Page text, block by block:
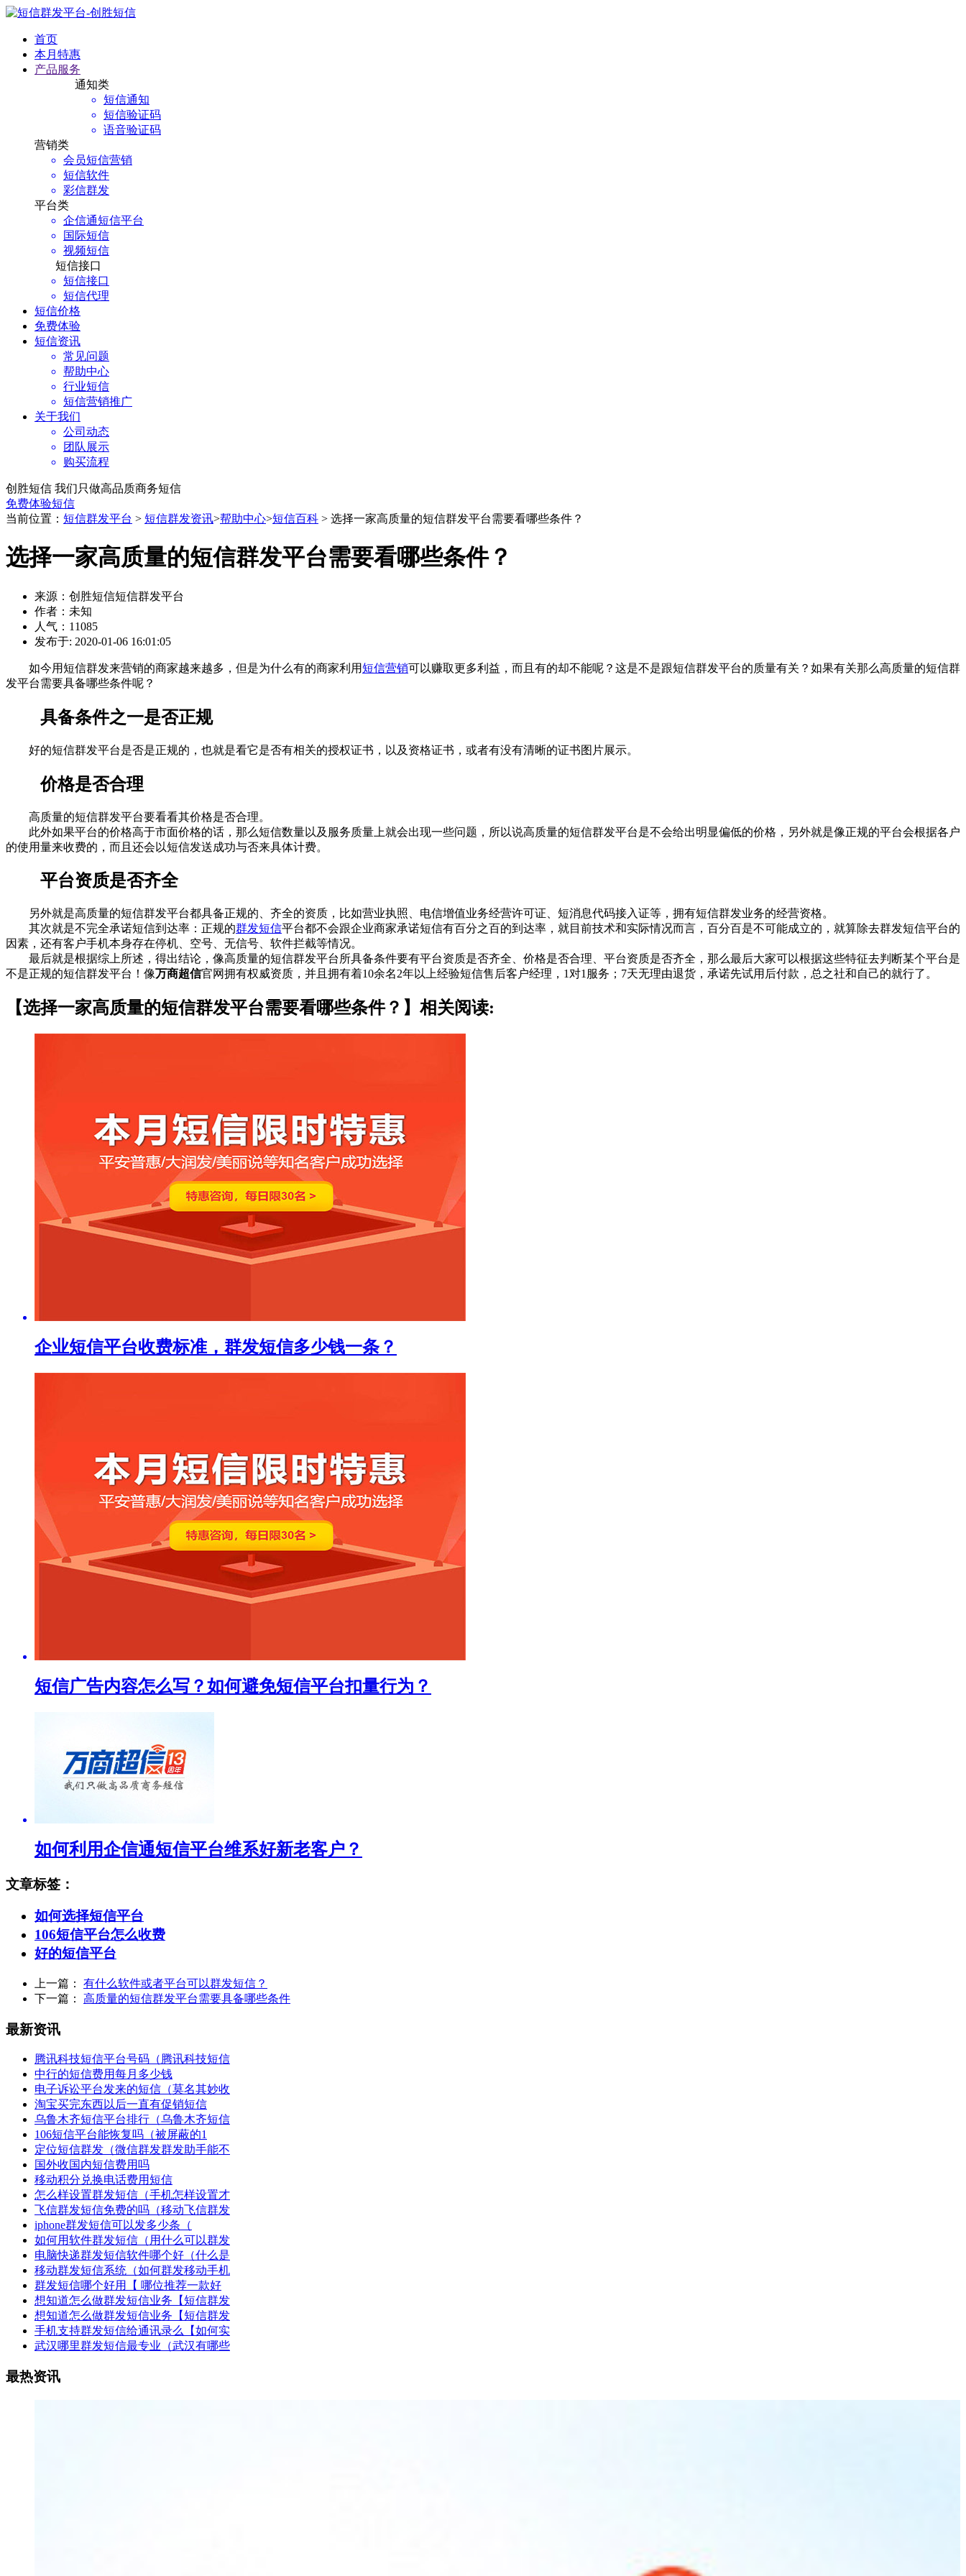
首页
本月特惠
产品服务
通知类
短信通知
短信验证码
语音验证码
营销类
会员短信营销
短信软件
彩信群发
平台类
企信通短信平台
国际短信
视频短信
短信接口
短信接口
短信代理
短信价格
免费体验
短信资讯
常见问题
帮助中心
行业短信
短信营销推广
关于我们
公司动态
团队展示
购买流程
创胜短信 我们只做高品质商务短信
免费体验短信
当前位置： 短信群发平台 > 短信群发资讯>帮助中心>短信百科 > 选择一家高质量的短信群发平台需要看哪些条件？
选择一家高质量的短信群发平台需要看哪些条件？
来源：创胜短信短信群发平台
作者：未知
人气：11085
发布于: 2020-01-06 16:01:05
如今用短信群发来营销的商家越来越多，但是为什么有的商家利用短信营销可以赚取更多利益，而且有的却不能呢？这是不是跟短信群发平台的质量有关？如果有关那么高质量的短信群
发平台需要具备哪些条件呢？
具备条件之一是否正规
好的短信群发平台是否是正规的，也就是看它是否有相关的授权证书，以及资格证书，或者有没有清晰的证书图片展示。
价格是否合理
高质量的短信群发平台要看看其价格是否合理。
此外如果平台的价格高于市面价格的话，那么短信数量以及服务质量上就会出现一些问题，所以说高质量的短信群发平台是不会给出明显偏低的价格，另外就是像正规的平台会根据各户
的使用量来收费的，而且还会以短信发送成功与否来具体计费。
平台资质是否齐全
另外就是高质量的短信群发平台都具备正规的、齐全的资质，比如营业执照、电信增值业务经营许可证、短消息代码接入证等，拥有短信群发业务的经营资格。
其次就是不完全承诺短信到达率：正规的群发短信平台都不会跟企业商家承诺短信有百分之百的到达率，就目前技术和实际情况而言，百分百是不可能成立的，就算除去群发短信平台的
因素，还有客户手机本身存在停机、空号、无信号、软件拦截等情况。
最后就是根据综上所述，得出结论，像高质量的短信群发平台所具备条件要有平台资质是否齐全、价格是否合理、平台资质是否齐全，那么最后大家可以根据这些特征去判断某个平台是
不是正规的短信群发平台！像万商超信官网拥有权威资质，并且拥有着10余名2年以上经验短信售后客户经理，1对1服务；7天无理由退货，承诺先试用后付款，总之社和自己的就行了。
【选择一家高质量的短信群发平台需要看哪些条件？】相关阅读:
企业短信平台收费标准，群发短信多少钱一条？
短信广告内容怎么写？如何避免短信平台扣量行为？
如何利用企信通短信平台维系好新老客户？
文章标签：
如何选择短信平台
106短信平台怎么收费
好的短信平台
上一篇： 有什么软件或者平台可以群发短信？
下一篇： 高质量的短信群发平台需要具备哪些条件
最新资讯
腾讯科技短信平台号码（腾讯科技短信
中行的短信费用每月多少钱
电子诉讼平台发来的短信（莫名其妙收
淘宝买完东西以后一直有促销短信
乌鲁木齐短信平台排行（乌鲁木齐短信
106短信平台能恢复吗（被屏蔽的1
定位短信群发（微信群发群发助手能不
国外收国内短信费用吗
移动积分兑换电话费用短信
怎么样设置群发短信（手机怎样设置才
飞信群发短信免费的吗（移动飞信群发
iphone群发短信可以发多少条（
如何用软件群发短信（用什么可以群发
电脑快递群发短信软件哪个好（什么是
移动群发短信系统（如何群发移动手机
群发短信哪个好用【 哪位推荐一款好
想知道怎么做群发短信业务【短信群发
想知道怎么做群发短信业务【短信群发
手机支持群发短信给通讯录么【如何实
武汉哪里群发短信最专业（武汉有哪些
最热资讯